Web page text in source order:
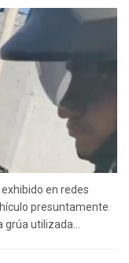
en redes
presuntamente
utilizada...